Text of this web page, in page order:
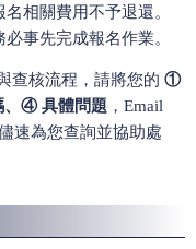
相關費用不予退還。
必事先完成報名作業。
查核流程，請將您的 ①
、④ 具體問題 ，Email
速為您查詢並協助處